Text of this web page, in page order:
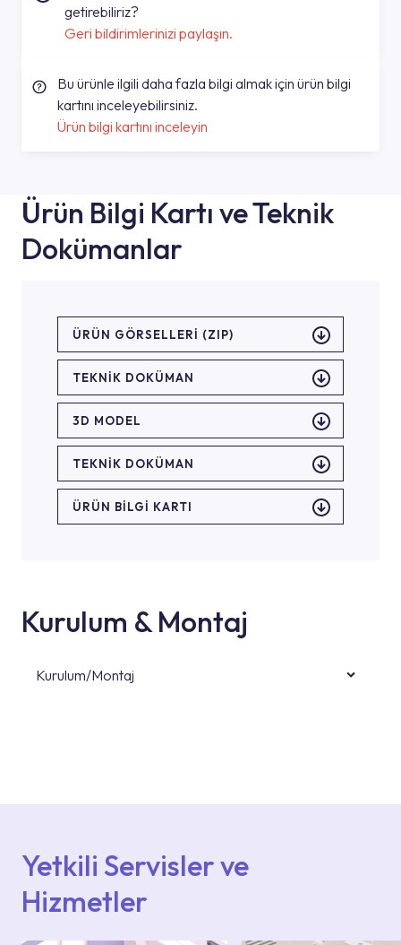
getirebiliriz?
Geri bildirimlerinizi paylaşın.
Bu ürünle ilgili daha fazla bilgi almak için ürün bilgi
kartını inceleyebilirsiniz.
Ürün bilgi kartını inceleyin
Ürün Bilgi Kartı ve Teknik
Dokümanlar
ÜRÜN GÖRSELLERI (ZIP)
TEKNİK DOKÜMAN
3D MODEL
TEKNİK DOKÜMAN
ÜRÜN BILGI KARTI
Kurulum & Montaj
Kurulum/Montaj
Yetkili Servisler ve
Hizmetler